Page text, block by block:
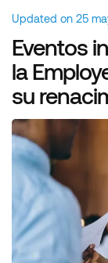
Updated on 25
Eventos
la
su